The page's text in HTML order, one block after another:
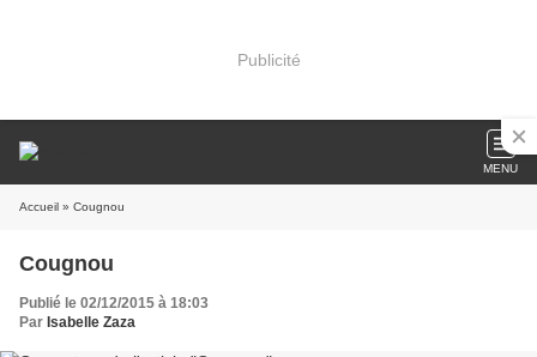
Publicité
MENU
Accueil » Cougnou
Cougnou
Publié le 02/12/2015 à 18:03
Par Isabelle Zaza